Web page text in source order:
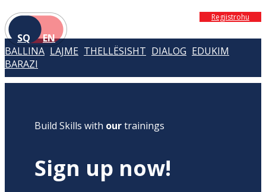
SQ EN
Regjistrohu
BALLINA LAJME THELLËSISHT DIALOG EDUKIM
BARAZI
Build Skills with ourtrainings
Sign up now!